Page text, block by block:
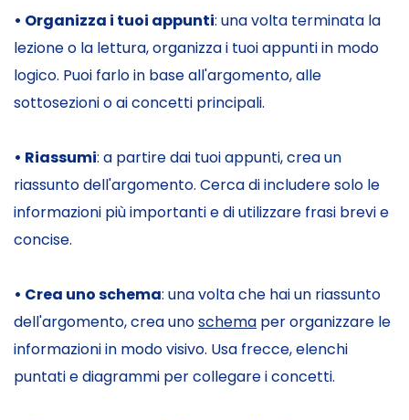
• Organizza i tuoi appunti: una volta terminata la
lezione o la lettura, organizza i tuoi appunti in modo
logico. Puoi farlo in base all'argomento, alle
sottosezioni o ai concetti principali.
• Riassumi: a partire dai tuoi appunti, crea un
riassunto dell'argomento. Cerca di includere solo le
informazioni più importanti e di utilizzare frasi brevi e
concise.
• Crea uno schema: una volta che hai un riassunto
dell'argomento, crea unoschema per organizzare le
informazioni in modo visivo. Usa frecce, elenchi
puntati e diagrammi per collegare i concetti.